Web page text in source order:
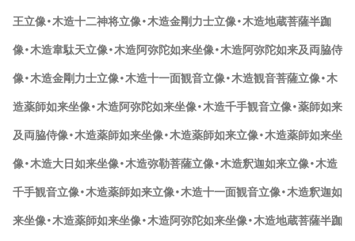
王立像・木造十二神将立像・木造金剛力士立像・木造地蔵菩薩半跏
像・木造韋駄天立像・木造阿弥陀如来坐像・木造阿弥陀如来及両脇侍
像・木造金剛力士立像・木造十一面観音立像・木造観音菩薩立像・木
造薬師如来坐像・木造阿弥陀如来坐像・木造千手観音立像・薬師如来
及両脇侍像・木造薬師如来坐像・木造薬師如来立像・木造薬師如来坐
像・木造大日如来坐像・木造弥勒菩薩立像・木造釈迦如来立像・木造
千手観音立像・木造薬師如来立像・木造十一面観音立像・木造釈迦如
来坐像・木造薬師如来坐像・木造阿弥陀如来坐像・木造地蔵菩薩半跏